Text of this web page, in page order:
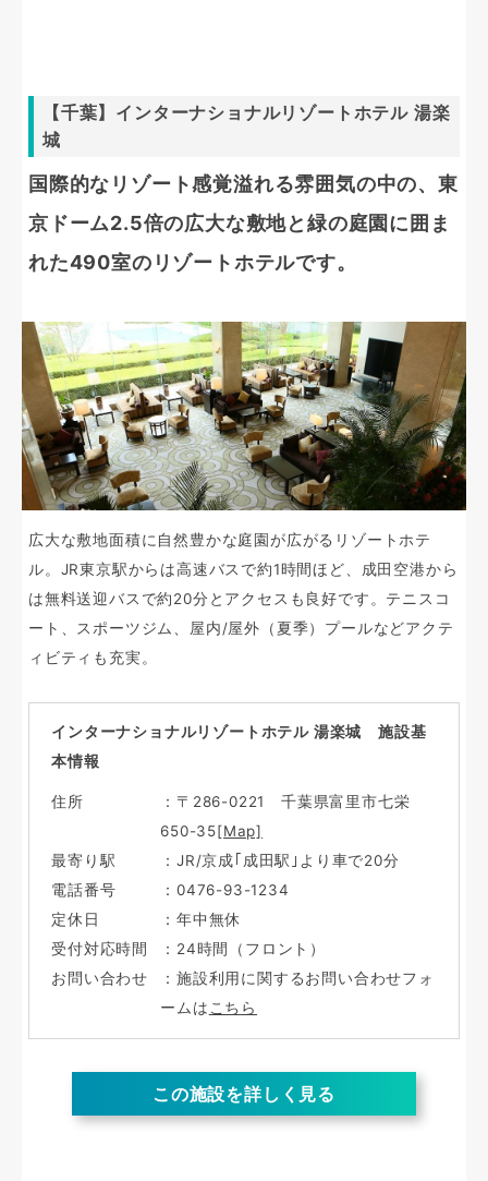
【千葉】インターナショナルリゾートホテル 湯楽
城
国際的なリゾート感覚溢れる雰囲気の中の、東
京ドーム2.5倍の広大な敷地と緑の庭園に囲ま
れた490室のリゾートホテルです。
広大な敷地面積に自然豊かな庭園が広がるリゾートホテ
ル。JR東京駅からは高速バスで約1時間ほど、成田空港から
は無料送迎バスで約20分とアクセスも良好です。テニスコ
ート、スポーツジム、屋内/屋外（夏季）プールなどアクテ
ィビティも充実。
インターナショナルリゾートホテル 湯楽城 施設基
本情報
住所
：〒286-0221 千葉県富里市七栄
650-35[Map]
最寄り駅
：JR/京成｢成田駅｣より車で20分
電話番号
：0476-93-1234
定休日
：年中無休
受付対応時間
：24時間（フロント）
お問い合わせ
：施設利用に関するお問い合わせフォ
ームは こちら
この施設を詳しく見る